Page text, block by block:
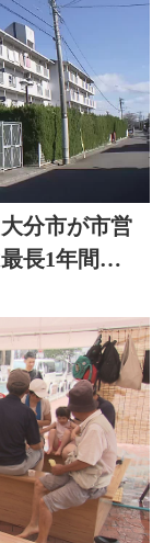
分市が市営
長1年間